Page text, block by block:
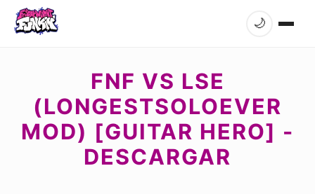
🌙
FNF VS LSE
(LONGESTSOLOEVER
MOD) [GUITAR HERO] -
DESCARGAR